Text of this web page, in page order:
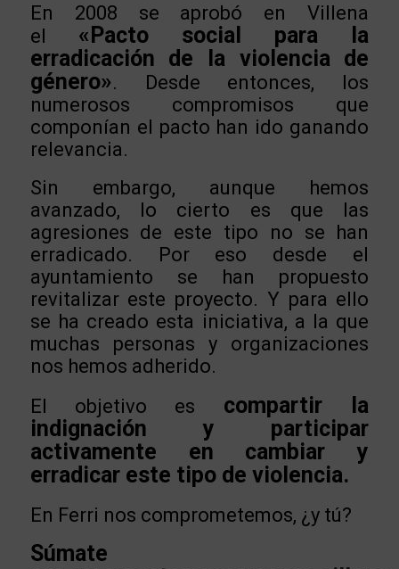
En 2008 se aprobó en Villena
el «Pacto social para la
erradicación de la violencia de
género». Desde entonces, los
numerosos compromisos que
componían el pacto han ido ganando
relevancia.
Sin embargo, aunque hemos
avanzado, lo cierto es que las
agresiones de este tipo no se han
erradicado. Por eso desde el
ayuntamiento se han propuesto
revitalizar este proyecto. Y para ello
se ha creado esta iniciativa, a la que
muchas personas y organizaciones
nos hemos adherido.
El objetivo es compartir la
indignación y participar
activamente en cambiar y
erradicar este tipo de violencia.
En Ferri nos comprometemos, ¿y tú?
Súmate